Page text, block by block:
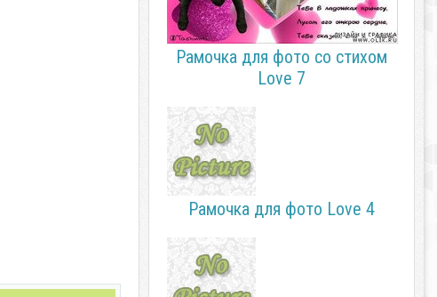
Рамочка для фото со стихом
Love 7
Рамочка для фото Love 4